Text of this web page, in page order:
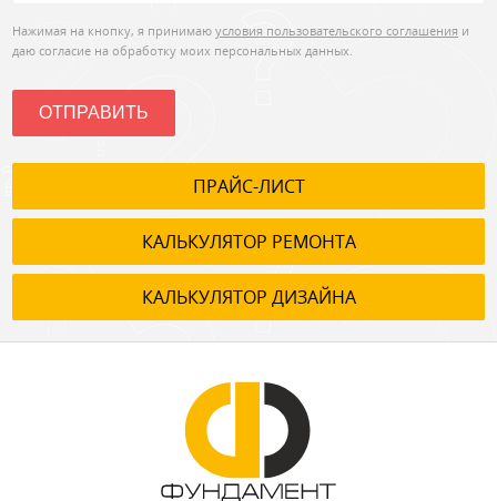
Нажимая на кнопку, я принимаю условия пользовательского соглашения и
даю согласие на обработку моих персональных данных.
ОТПРАВИТЬ
ПРАЙС-ЛИСТ
КАЛЬКУЛЯТОР РЕМОНТА
КАЛЬКУЛЯТОР ДИЗАЙНА